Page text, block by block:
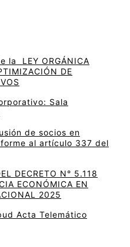
la LEY ORGÁNICA
DE
Sala
de socios en
al artículo 337 del
DECRETO N° 5.118
ECONÓMICA EN
2025
Acta Telemático